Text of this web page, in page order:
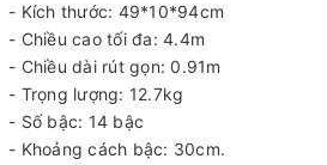
- Kích thước: 49*10*94cm
- Chiều cao tối đa: 4.4m
- Chiều dài rút gọn: 0.91m
- Trọng lượng: 12.7kg
- Số bậc: 14 bậc
- Khoảng cách bậc: 30cm.